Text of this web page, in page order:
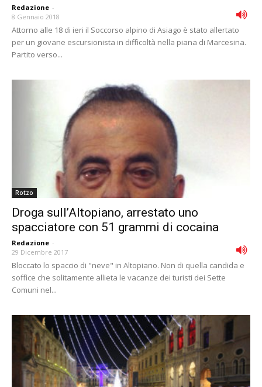
Redazione -
8 Gennaio 2018
Attorno alle 18 di ieri il Soccorso alpino di Asiago è stato allertato
per un giovane escursionista in difficoltà nella piana di Marcesina.
Partito verso...
Rotzo
Droga sull’Altopiano, arrestato uno
spacciatore con 51 grammi di cocaina
Redazione -
29 Dicembre 2017
Bloccato lo spaccio di "neve" in Altopiano. Non di quella candida e
soffice che solitamente allieta le vacanze dei turisti dei Sette
Comuni nel...